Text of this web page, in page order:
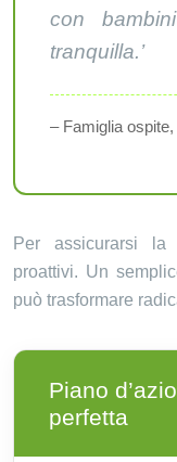
con
tranquilla.’
– Famiglia ospite,
Per assicurarsi la
proattivi. Un
può trasformare
Piano
perfetta